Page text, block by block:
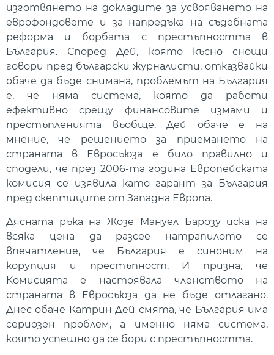
изготвянето на докладите за усвояването на
еврофондовете и за напредъка на съдебната
реформа и борбата с престъпността в
България. Според Дей, която късно снощи
говори пред български журналисти, отказвайки
обаче да бъде снимана, проблемът на България
е, че няма система, която да работи
ефективно срещу финансовите измами и
престъпленията въобще. Дей обаче е на
мнение, че решението за приемането на
страната в Евросъюза е било правилно и
сподели, че през 2006-та година Европейската
комисия се изявила като гарант за България
пред скептиците от Западна Европа.
Дясната ръка на Жозе Мануел Барозу иска на
всяка цена да разсее натрапилото се
впечатление, че България е синоним на
корупция и престъпност. И призна, че
Комисията е настоявала членството на
страната в Евросъюза да не бъде отлагано.
Днес обаче Катрин Дей смята, че България има
сериозен проблем, а именно няма система,
която успешно да се бори с престъпността.